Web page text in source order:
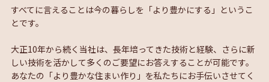
すべてに言えることは今の暮らしを「より豊かにする」というこ
とです。
大正10年から続く当社は、長年培ってきた技術と経験、さらに新
しい技術を活かして多くのご要望にお答えすることが可能です。
あなたの「より豊かな住まい作り」を私たちにお手伝いさせてく